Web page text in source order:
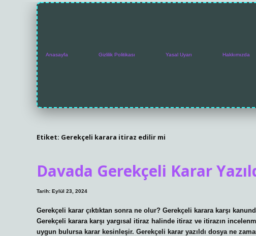
Anasayfa Gizlilik Politikası Yasal Uyarı Hakkımızda
Etiket: Gerekçeli karara itiraz edilir mi
Davada Gerekçeli Karar
Tarih: Eylül 23, 2024
Gerekçeli karar çıktıktan sonra ne olur? Gerekçeli karara karşı
Gerekçeli karara karşı yargısal itiraz halinde itiraz ve itirazın
uygun bulursa karar kesinleşir. Gerekçeli karar yazıldı dosya ne